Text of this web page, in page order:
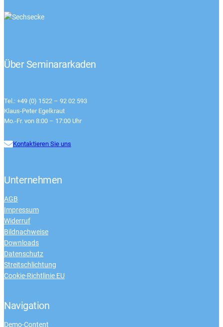
Über Seminararkaden
Tel.: +49 (0) 1522 – 92 02 593
Klaus-Peter Egelkraut
Mo.-Fr. von 8:00 – 17:00 Uhr
Kontaktieren Sie uns
Unternehmen
AGB
Impressum
Widerruf
Bildnachweise
Downloads
Datenschutz
Streitschlichtung
Cookie-Richtlinie EU
Navigation
Demo-Content